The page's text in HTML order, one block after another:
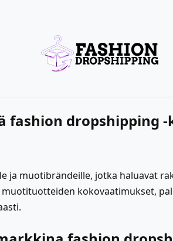
fashion dropshipping -
ja muotibrändeille, jotka haluavat
muotituotteiden kokovaatimukset,